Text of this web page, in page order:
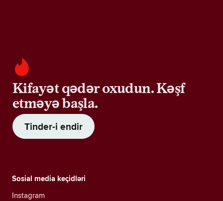
Kifayət qədər oxudun. Kəşf
etməyə başla.
Tinder-i endir
Sosial media keçidləri
Instagram